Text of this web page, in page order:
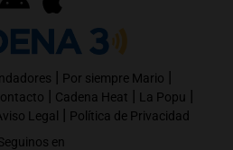
| Por siempre Mario |
| Cadena Heat | La Popu |
Legal | Política de Privacidad
en